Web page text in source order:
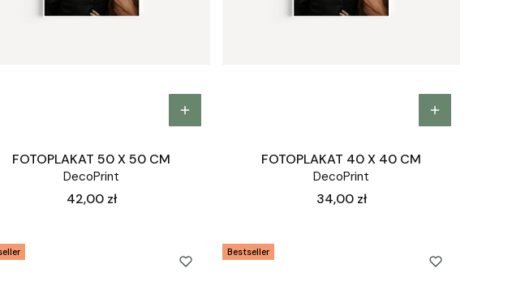
FOTOPLAKAT 50 X 50 CM
DecoPrint
Cena
42,00 zł
FOTOPLAKAT 40 X 40 CM
DecoPrint
Cena
34,00 zł
Bestseller